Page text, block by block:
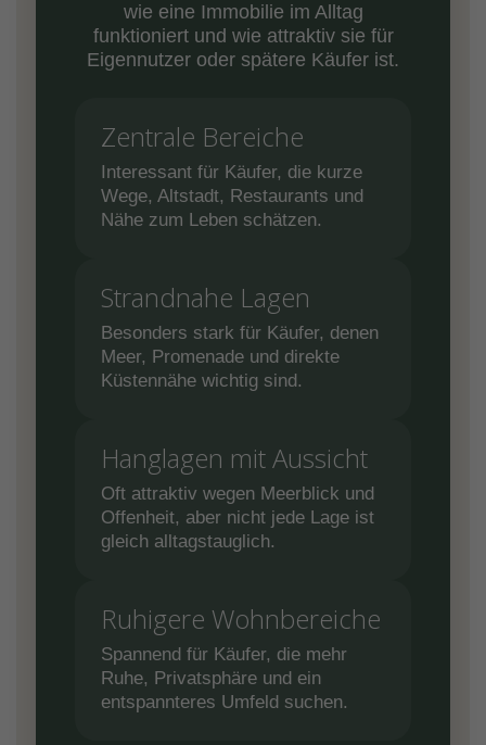
wie eine Immobilie im Alltag
funktioniert und wie attraktiv sie für
Eigennutzer oder spätere Käufer ist.
Zentrale Bereiche
Interessant für Käufer, die kurze
Wege, Altstadt, Restaurants und
Nähe zum Leben schätzen.
Strandnahe Lagen
Besonders stark für Käufer, denen
Meer, Promenade und direkte
Küstennähe wichtig sind.
Hanglagen mit Aussicht
Oft attraktiv wegen Meerblick und
Offenheit, aber nicht jede Lage ist
gleich alltagstauglich.
Ruhigere Wohnbereiche
Spannend für Käufer, die mehr
Ruhe, Privatsphäre und ein
entspannteres Umfeld suchen.